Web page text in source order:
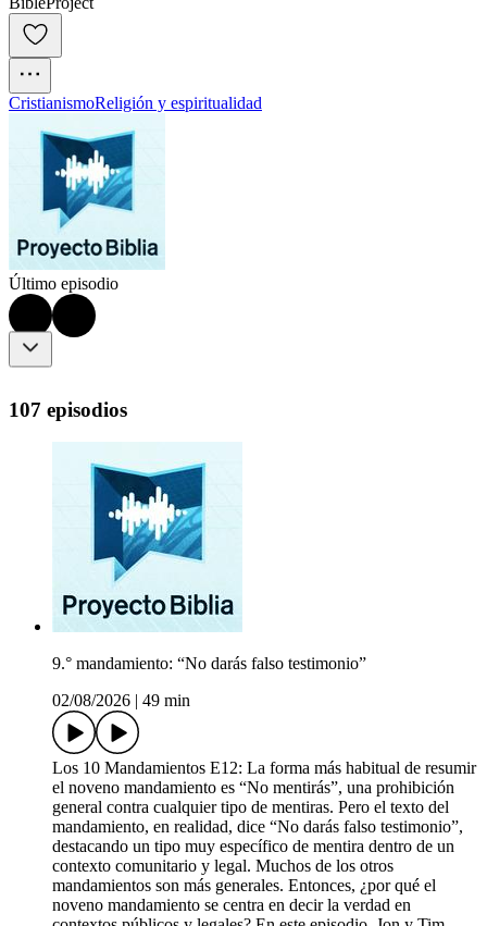
CristianismoReligión y espiritualidad
Último episodio
107 episodios
9.° mandamiento: “No darás falso testimonio”
02/08/2026
49 min
Los 10 Mandamientos E12: La forma más habitual de resumir
el noveno mandamiento es “No mentirás”, una prohibición
general contra cualquier tipo de mentiras. Pero el texto del
mandamiento, en realidad, dice “No darás falso testimonio”,
destacando un tipo muy específico de mentira dentro de un
contexto comunitario y legal. Muchos de los otros
mandamientos son más generales. Entonces, ¿por qué el
noveno mandamiento se centra en decir la verdad en